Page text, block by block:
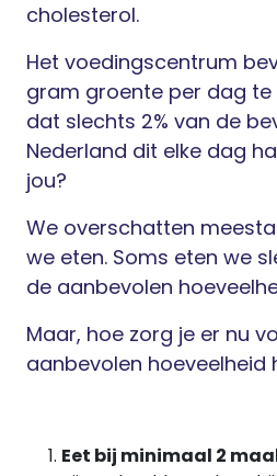
cholesterol.
Het voedingscentrum
gram groente per dag te
dat slechts 2% van de
Nederland dit elke dag
jou?
We overschatten
we eten. Soms eten we
de aanbevolen
Maar, hoe zorg je er nu
aanbevolen hoeveelheid
Eet bij minimaal 2